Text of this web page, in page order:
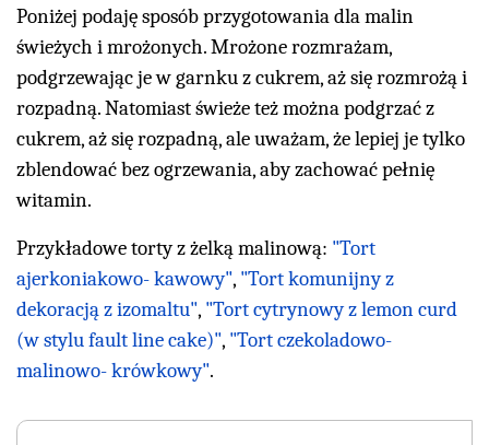
Poniżej podaję sposób przygotowania dla malin
świeżych i mrożonych. Mrożone rozmrażam,
podgrzewając je w garnku z cukrem, aż się rozmrożą i
rozpadną. Natomiast świeże też można podgrzać z
cukrem, aż się rozpadną, ale uważam, że lepiej je tylko
zblendować bez ogrzewania, aby zachować pełnię
witamin.
Przykładowe torty z żelką malinową: "Tort
ajerkoniakowo- kawowy", "Tort komunijny z
dekoracją z izomaltu", "Tort cytrynowy z lemon curd
(w stylu fault line cake)", "Tort czekoladowo-
malinowo- krówkowy".